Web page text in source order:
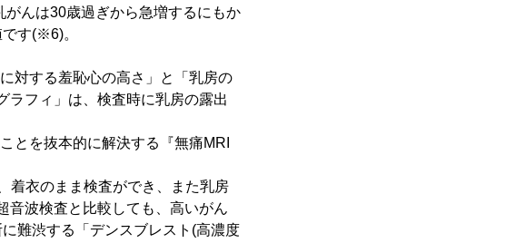
んは30歳過ぎから急増するにもか
す(※6)。
対する羞恥心の高さ」と「乳房の
ラフィ」は、検査時に乳房の露出
とを抜本的に解決する『無痛MRI
着衣のまま検査ができ、また乳房
音波検査と比較しても、高いがん
難渋する「デンスブレスト(高濃度